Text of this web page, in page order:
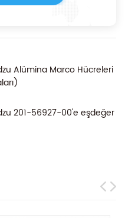
Alümina Marco Hücreleri
201-56927-00'e eşdeğer